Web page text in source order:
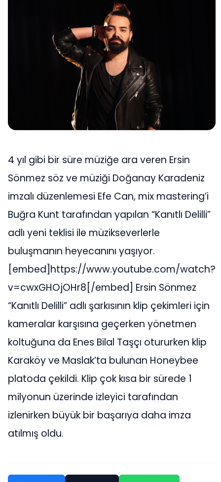
4 yıl gibi bir süre müziğe ara veren Ersin
Sönmez söz ve müziği Doğanay Karadeniz
imzalı düzenlemesi Efe Can, mix mastering’i
Buğra Kunt tarafından yapılan “Kanıtlı Delilli”
adlı yeni teklisi ile müzikseverlerle
buluşmanın heyecanını yaşıyor.
[embed]https://www.youtube.com/watch?
v=cwxGHOjOHr8[/embed] Ersin Sönmez
“Kanıtlı Delilli” adlı şarkısının klip çekimleri için
kameralar karşısına geçerken yönetmen
koltuğuna da Enes Bilal Taşçı otururken klip
Karaköy ve Maslak’ta bulunan Honeybee
platoda çekildi. Klip çok kısa bir sürede 1
milyonun üzerinde izleyici tarafından
izlenirken büyük bir başarıya daha imza
atılmış oldu.